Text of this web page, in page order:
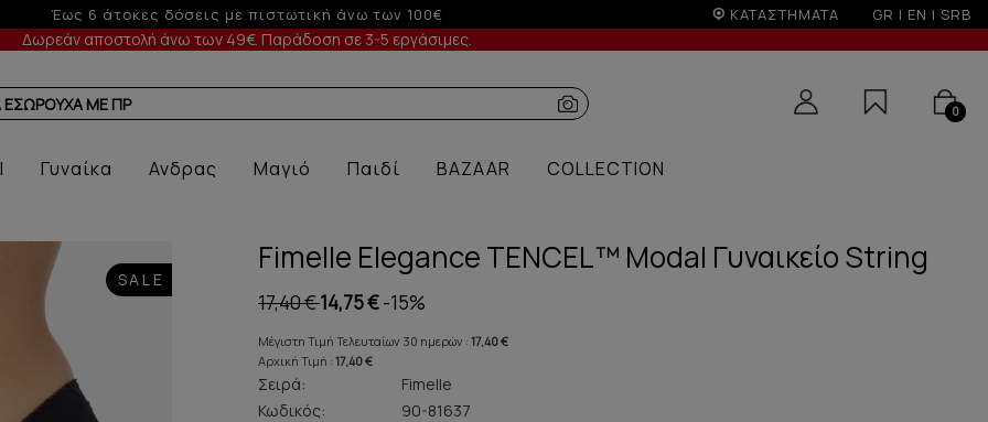
Έως 3 άτοκες δόσεις με πιστωτική άνω των 50€ ΚΑΤΑΣΤΗΜΑΤΑ GR | EN | SRB
Δωρεάν αποστολή άνω των 49€. Παράδοση σε 3-5 εργάσιμες.
ΕΣΩΡΟΥΧΑ ΜΕ ΠΡΟΣΦΟΡΑ 0
Γυναίκα Ανδρας Μαγιό Παιδί BAZAAR COLLECTION
SALE
Fimelle Elegance TENCEL™ Modal Γυναικείο String
17,40 €14,75 €-15%
Μέγιστη Τιμή Τελευταίων 30 ημερών : 17,40 €
Αρχική Τιμή : 17,40 €
Σειρά:
Fimelle
Κωδικός:
90-81637